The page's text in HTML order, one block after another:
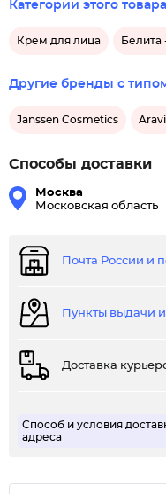
вида и самочувствия.
попробовать это
разницу с каждым днем.
наслаждайтесь
Категории этого товара
Крем для лица Белита
Другие бренды с
Janssen Cosmetics
Способы доставки
Москва
Московская область
Почта России и
Пункты выдачи
Доставка
Способ и условия
адреса